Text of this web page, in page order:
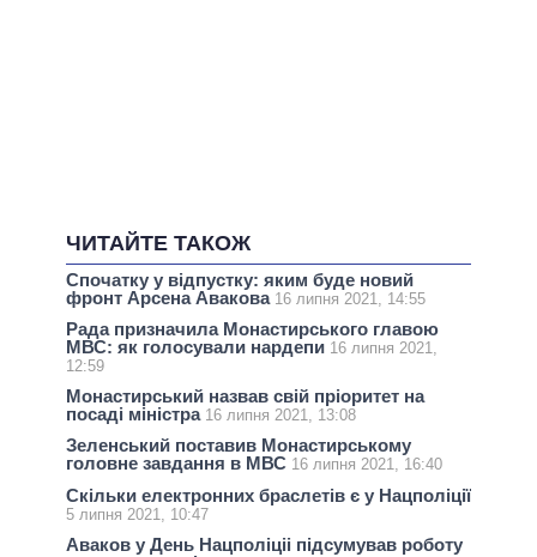
ЧИТАЙТЕ ТАКОЖ
Спочатку у відпустку: яким буде новий
фронт Арсена Авакова 16 липня 2021, 14:55
Рада призначила Монастирського главою
МВС: як голосували нардепи 16 липня 2021,
12:59
Монастирський назвав свій пріоритет на
посаді міністра 16 липня 2021, 13:08
Зеленський поставив Монастирському
головне завдання в МВС 16 липня 2021, 16:40
Скільки електронних браслетів є у Нацполіції
5 липня 2021, 10:47
Аваков у День Нацполіціі підсумував роботу